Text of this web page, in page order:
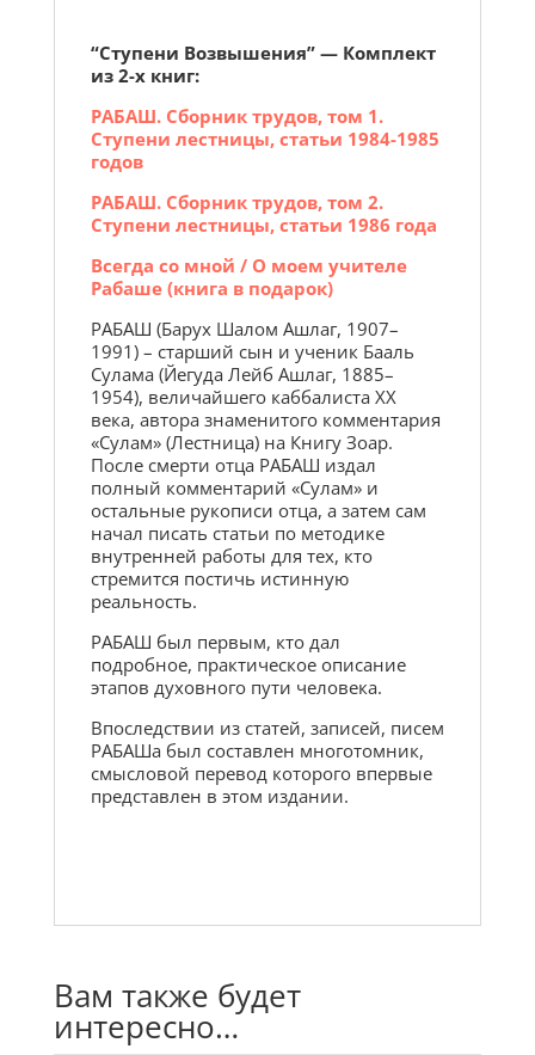
“Ступени Возвышения” — Комплект
из 2-х книг:
РАБАШ. Сборник трудов, том 1.
Ступени лестницы, статьи 1984-1985
годов
РАБАШ. Сборник трудов, том 2.
Ступени лестницы, статьи 1986 года
Всегда со мной / О моем учителе
Рабаше (книга в подарок)
РАБАШ (Барух Шалом Ашлаг, 1907–
1991) – старший сын и ученик Бааль
Сулама (Йегуда Лейб Ашлаг, 1885–
1954), величайшего каббалиста XX
века, автора знаменитого комментария
«Сулам» (Лестница) на Книгу Зоар.
После смерти отца РАБАШ издал
полный комментарий «Сулам» и
остальные рукописи отца, а затем сам
начал писать статьи по методике
внутренней работы для тех, кто
стремится постичь истинную
реальность.
РАБАШ был первым, кто дал
подробное, практическое описание
этапов духовного пути человека.
Впоследствии из статей, записей, писем
РАБАШа был составлен многотомник,
смысловой перевод которого впервые
представлен в этом издании.
Вам также будет
интересно…